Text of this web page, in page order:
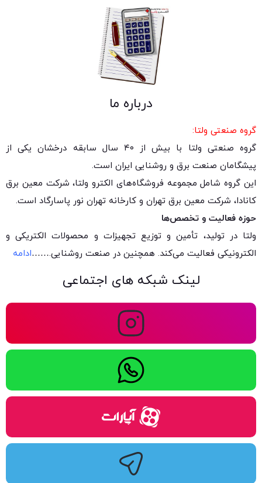
درباره ما
گروه صنعتی ولتا:
گروه صنعتی ولتا با بیش از ۴۰ سال سابقه درخشان یکی از
پیشگامان صنعت برق و روشنایی ایران است.
این گروه شامل مجموعه فروشگاه‌های الکترو ولتا، شرکت معین برق
کانادا، شرکت معین برق تهران و کارخانه تهران نور پاسارگاد است.
حوزه فعالیت و تخصص‌ها
ولتا در تولید، تأمین و توزیع تجهیزات و محصولات الکتریکی و
الکترونیکی فعالیت می‌کند. همچنین در صنعت روشنایی.……ادامه
لینک شبکه های اجتماعی